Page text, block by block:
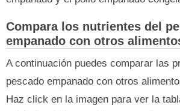
Compara los nutrientes del
empanado con otros
A continuación puedes comparar las
pescado empanado con otros
Haz click en la imagen para ver la